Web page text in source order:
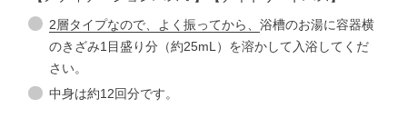
2層タイプなので、よく振ってから、浴槽のお湯に容器横
のきざみ1目盛り分（約25mL）を溶かして入浴してくだ
さい。
中身は約12回分です。